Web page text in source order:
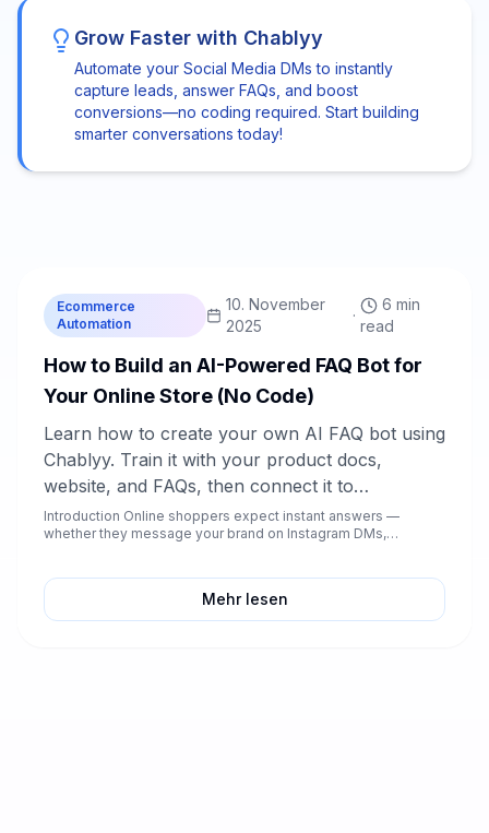
Grow Faster with Chablyy
Automate your Social Media DMs to instantly
capture leads, answer FAQs, and boost
conversions—no coding required. Start building
smarter conversations today!
Ecommerce
Automation
10. November
2025
·
6 min
read
How to Build an AI-Powered FAQ Bot for
Your Online Store (No Code)
Learn how to create your own AI FAQ bot using
Chablyy. Train it with your product docs,
website, and FAQs, then connect it to
Instagram, Facebook, WhatsApp Business, and
your store chat — all without coding.
Introduction Online shoppers expect instant answers —
whether they message your brand on Instagram DMs,
Mehr lesen